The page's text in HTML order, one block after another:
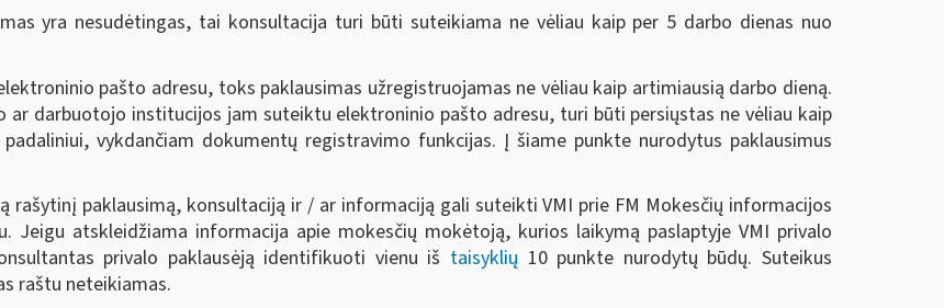
yra nesudėtingas, tai konsultacija turi būti suteikiama ne vėliau kaip per 5 darbo dienas nuo
pašto adresu, toks paklausimas užregistruojamas ne vėliau kaip artimiausią darbo dieną.
ar darbuotojo institucijos jam suteiktu elektroninio pašto adresu, turi būti persiųstas ne vėliau kaip
vykdančiam dokumentų registravimo funkcijas. Į šiame punkte nurodytus paklausimus
rašytinį paklausimą, konsultaciją ir / ar informaciją gali suteikti VMI prie FM Mokesčių informacijos
Jeigu atskleidžiama informacija apie mokesčių mokėtoją, kurios laikymą paslaptyje VMI privalo
privalo paklausėją identifikuoti vienu iš taisyklių 10 punkte nurodytų būdų. Suteikus
raštu neteikiamas.